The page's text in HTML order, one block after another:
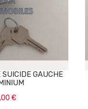
SUICIDE GAUCHE
€